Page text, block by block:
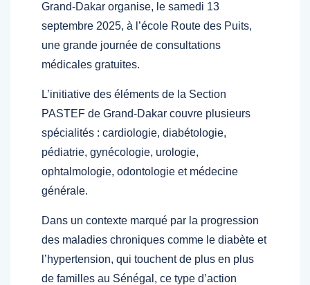
Grand-Dakar organise, le samedi 13
septembre 2025, à l’école Route des Puits,
une grande journée de consultations
médicales gratuites.
L’initiative des éléments de la Section
PASTEF de Grand-Dakar couvre plusieurs
spécialités : cardiologie, diabétologie,
pédiatrie, gynécologie, urologie,
ophtalmologie, odontologie et médecine
générale.
Dans un contexte marqué par la progression
des maladies chroniques comme le diabète et
l’hypertension, qui touchent de plus en plus
de familles au Sénégal, ce type d’action